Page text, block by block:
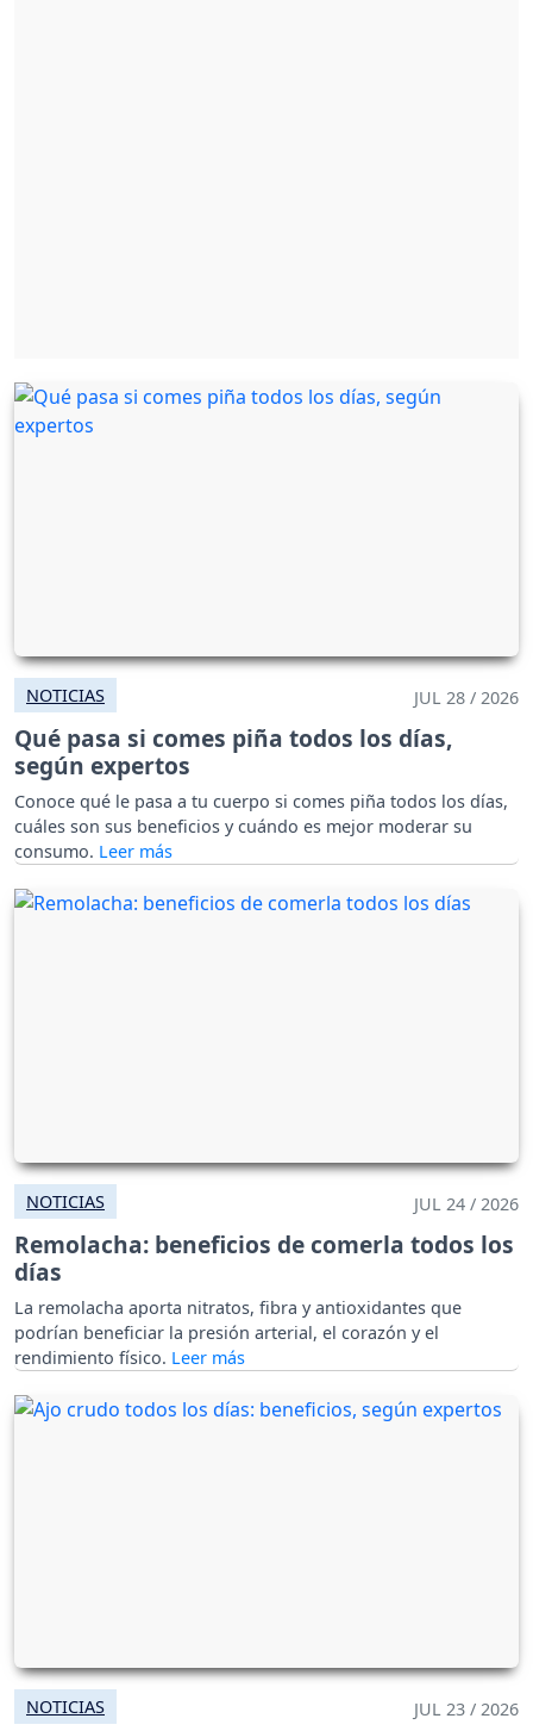
NOTICIAS JUL 28 / 2026
Qué pasa si comes piña todos los días,
según expertos
Conoce qué le pasa a tu cuerpo si comes piña todos los días,
cuáles son sus beneficios y cuándo es mejor moderar su
consumo.
NOTICIAS JUL 24 / 2026
Remolacha: beneficios de comerla todos los
días
La remolacha aporta nitratos, fibra y antioxidantes que
podrían beneficiar la presión arterial, el corazón y el
rendimiento físico.
NOTICIAS JUL 23 / 2026